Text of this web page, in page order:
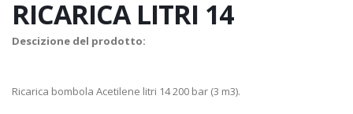
RICARICA LITRI 14
Descizione del prodotto:
Ricarica bombola Acetilene litri 14 200 bar (3 m3).